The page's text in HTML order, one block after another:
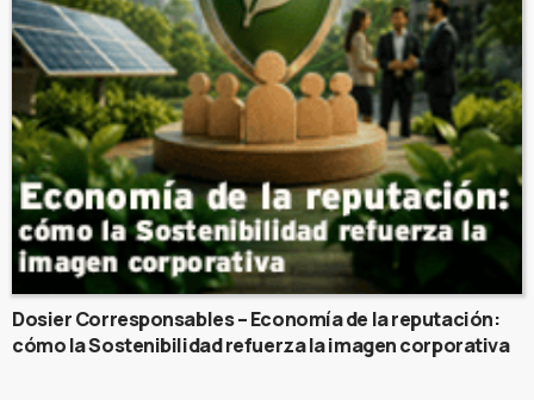
Dosier Corresponsables – Economía de la reputación:
cómo la Sostenibilidad refuerza la imagen corporativa